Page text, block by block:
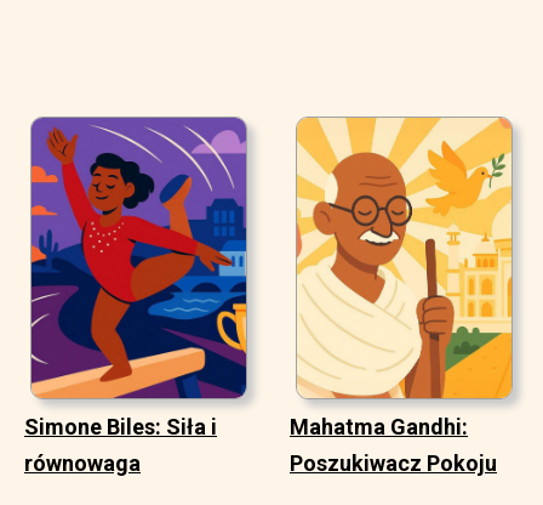
Simone Biles: Siła i
równowaga
Mahatma Gandhi:
Poszukiwacz Pokoju